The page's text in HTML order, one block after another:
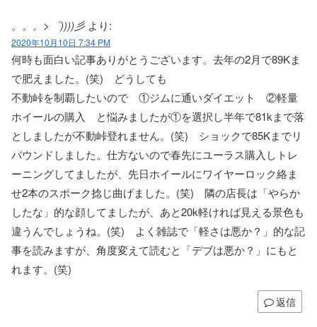
。。。>゜))))彡 より:
2020年10月10日 7:34 PM
何時も面白い記事ありがとうございます。去年の2月で89Kま
で肥えました。(笑) どうしても
不動峠を制覇したいので ①ジムに通いダイエット ②軽量
ホイールの購入 と悩みましたが①を選択し半年で81kまで落
としましたが不動峠登れません。(笑) ショックで85Kまでリ
バウンドしました。仕方ないので春先にユーラス購入しトレ
ーニングしてましたが、先日ホイールにワイヤーロック絡ま
せ2本のスポーク捻じ曲げました。(笑) 隣の店長は「やらか
したな」的な顔してましたが、あと20k軽ければ見える景色も
違うんでしょうね。(笑) よく雑誌で「軽さは悪か？」的な記
事を読みますが、角度変えて読むと「デブは悪か？」にもと
れます。(笑)
返信